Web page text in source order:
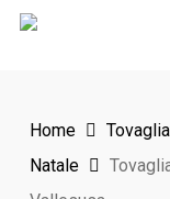
Skip
Home
Natale